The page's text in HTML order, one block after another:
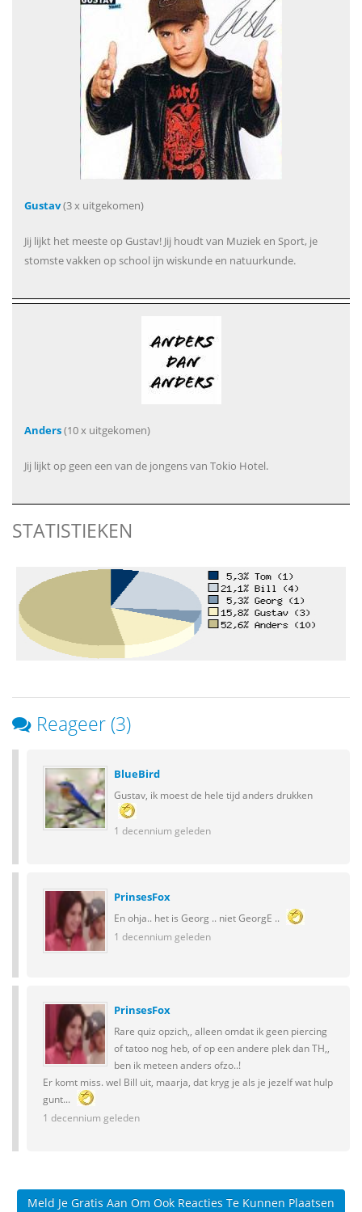
Gustav(3 x uitgekomen)
Jij lijkt het meeste op Gustav! Jij houdt van Muziek en Sport, je
stomste vakken op school ijn wiskunde en natuurkunde.
Anders(10 x uitgekomen)
Jij lijkt op geen een van de jongens van Tokio Hotel.
STATISTIEKEN
Reageer (3)
BlueBird
Gustav, ik moest de hele tijd anders drukken
1 decennium geleden
PrinsesFox
En ohja.. het is Georg .. niet GeorgE ..
1 decennium geleden
PrinsesFox
Rare quiz opzich,, alleen omdat ik geen piercing
of tatoo nog heb, of op een andere plek dan TH,,
ben ik meteen anders ofzo..!
Er komt miss. wel Bill uit, maarja, dat kryg je als je jezelf wat hulp
gunt...
1 decennium geleden
Meld Je Gratis Aan Om Ook Reacties Te Kunnen Plaatsen